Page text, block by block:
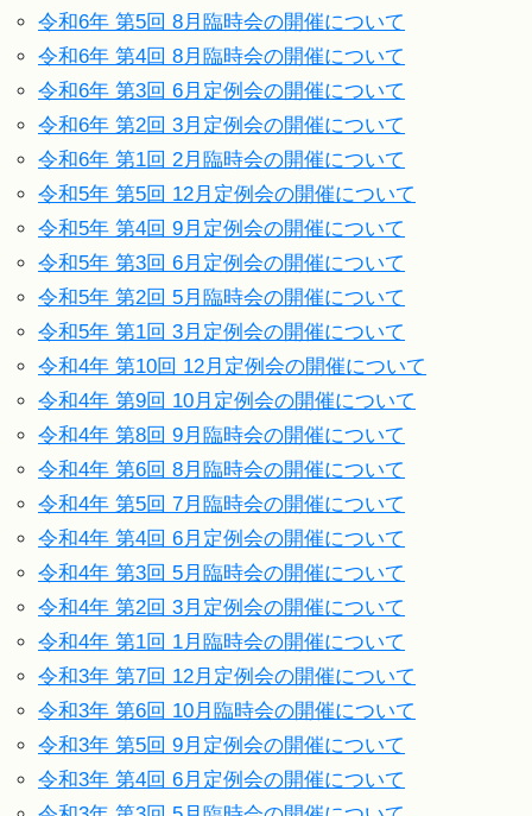
令和6年 第5回 8月臨時会の開催について
令和6年 第4回 8月臨時会の開催について
令和6年 第3回 6月定例会の開催について
令和6年 第2回 3月定例会の開催について
令和6年 第1回 2月臨時会の開催について
令和5年 第5回 12月定例会の開催について
令和5年 第4回 9月定例会の開催について
令和5年 第3回 6月定例会の開催について
令和5年 第2回 5月臨時会の開催について
令和5年 第1回 3月定例会の開催について
令和4年 第10回 12月定例会の開催について
令和4年 第9回 10月定例会の開催について
令和4年 第8回 9月臨時会の開催について
令和4年 第6回 8月臨時会の開催について
令和4年 第5回 7月臨時会の開催について
令和4年 第4回 6月定例会の開催について
令和4年 第3回 5月臨時会の開催について
令和4年 第2回 3月定例会の開催について
令和4年 第1回 1月臨時会の開催について
令和3年 第7回 12月定例会の開催について
令和3年 第6回 10月臨時会の開催について
令和3年 第5回 9月定例会の開催について
令和3年 第4回 6月定例会の開催について